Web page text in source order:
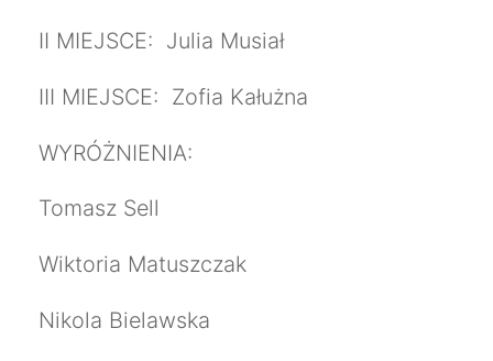
II MIEJSCE: Julia Musiał
III MIEJSCE: Zofia Kałużna
WYRÓŻNIENIA:
Tomasz Sell
Wiktoria Matuszczak
Nikola Bielawska